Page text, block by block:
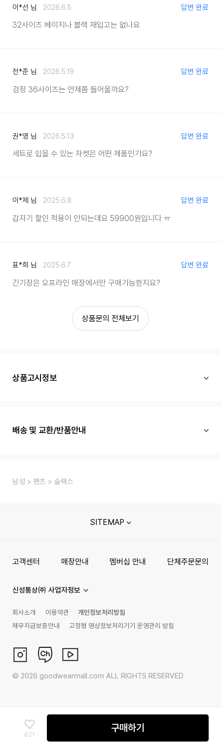
이*선 님 2026.6.5 답변 완료
32사이즈 베이지나 블랙 재입고는 없나요
전*준 님 2026.5.19 답변 완료
검정 36사이즈는 언제쯤 들어올까요?
권*영 님 2026.5.13 답변 완료
세트로 입을 수 있는 자켓은 어떤 제품인가요?
이*제 님 2025.6.8 답변 완료
갑자기 할인 적용이 안되는데요 59900원입니다 ㅠ
표*희 님 2025.6.7 답변 완료
긴기장은 오프라인 매장에서만 구매가능한지요?
상품문의 전체보기
상품고시정보
배송 및 교환/반품안내
남성 팬츠 슬랙스
621
구매하기
SITEMAP
고객센터 매장안내 멤버십 안내 단체주문문의
신성통상㈜ 사업자정보
회사소개 이용약관
개인정보처리방침
채무지급보증안내
고정형 영상정보처리기기 운영관리 방침
© 2026 goodwearmall.com ALL RIGHTS RESERVED